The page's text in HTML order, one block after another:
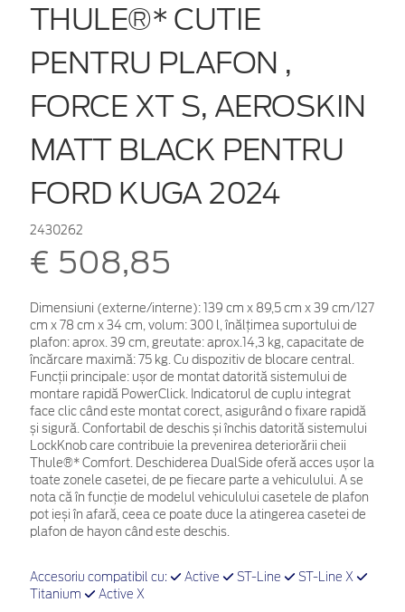
THULE®* CUTIE
PENTRU PLAFON ,
FORCE XT S, AEROSKIN
MATT BLACK PENTRU
FORD KUGA 2024
2430262
€ 508,85
Dimensiuni (externe/interne): 139 cm x 89,5 cm x 39 cm/127
cm x 78 cm x 34 cm, volum: 300 l, înălțimea suportului de
plafon: aprox. 39 cm, greutate: aprox.14,3 kg, capacitate de
încărcare maximă: 75 kg. Cu dispozitiv de blocare central.
Funcții principale: ușor de montat datorită sistemului de
montare rapidă PowerClick. Indicatorul de cuplu integrat
face clic când este montat corect, asigurând o fixare rapidă
și sigură. Confortabil de deschis și închis datorită sistemului
LockKnob care contribuie la prevenirea deteriorării cheii
Thule®* Comfort. Deschiderea DualSide oferă acces ușor la
toate zonele casetei, de pe fiecare parte a vehiculului. A se
nota că în funcție de modelul vehiculului casetele de plafon
pot ieși în afară, ceea ce poate duce la atingerea casetei de
plafon de hayon când este deschis.
Accesoriu compatibil cu: Active ST-Line
ST-Line X
Titanium
Active X